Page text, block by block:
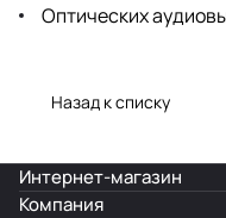
Оптических
Назад к списку
Интернет-магазин
Компания